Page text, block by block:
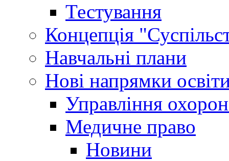
Тестування
Концепція
Навчальні плани
Нові напрямки
Управління
Медичне право
Новини